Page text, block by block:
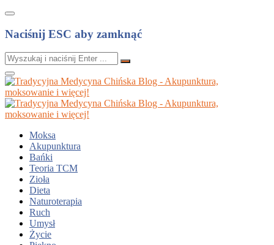
Naciśnij ESC aby zamknąć
Moksa
Akupunktura
Bańki
Teoria TCM
Zioła
Dieta
Naturoterapia
Ruch
Umysł
Życie